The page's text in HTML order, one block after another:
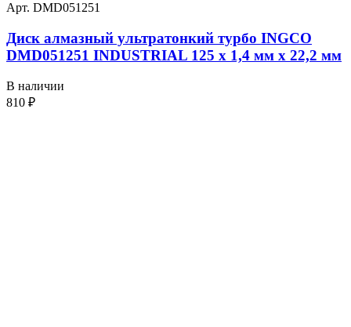
Арт. DMD051251
Диск алмазный ультратонкий турбо INGCO
DMD051251 INDUSTRIAL 125 х 1,4 мм x 22,2 мм
В наличии
810 ₽